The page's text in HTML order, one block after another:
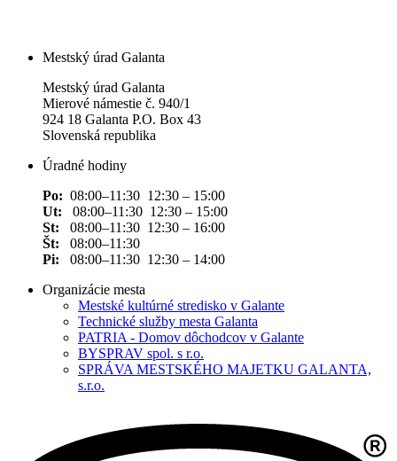
Mestský úrad Galanta
Mestský úrad Galanta
Mierové námestie č. 940/1
924 18 Galanta P.O. Box 43
Slovenská republika
Úradné hodiny
Po: 08:00–11:30 12:30 – 15:00
Ut: 08:00–11:30 12:30 – 15:00
St: 08:00–11:30 12:30 – 16:00
Št: 08:00–11:30
Pi: 08:00–11:30 12:30 – 14:00
Organizácie mesta
Mestské kultúrné stredisko v Galante
Technické služby mesta Galanta
PATRIA - Domov dôchodcov v Galante
BYSPRAV spol. s r.o.
SPRÁVA MESTSKÉHO MAJETKU GALANTA,
s.r.o.